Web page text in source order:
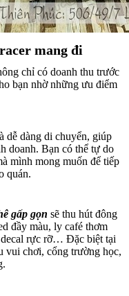
mang đi
chỉ có doanh thu trước
bạn nhờ những ưu điểm
dễ dàng di chuyển, giúp
doanh. Bạn có thể tự do
mình mong muốn để tiếp
quán.
gấp gọn sẽ thu hút đông
đầy màu, ly café thơm
decal rực rỡ… Đặc biệt tại
vui chơi, cổng trường học,